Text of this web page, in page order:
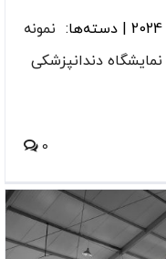
دسته‌ها: نمونه
نمایشگاه دندانپزشکی
0